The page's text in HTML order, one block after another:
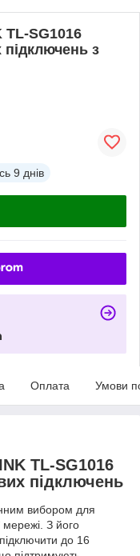
TL-SG1016
з
9 днів
Оплата Умови
TL-SG1016
підключень
вибором для
мережі. З його
до 16